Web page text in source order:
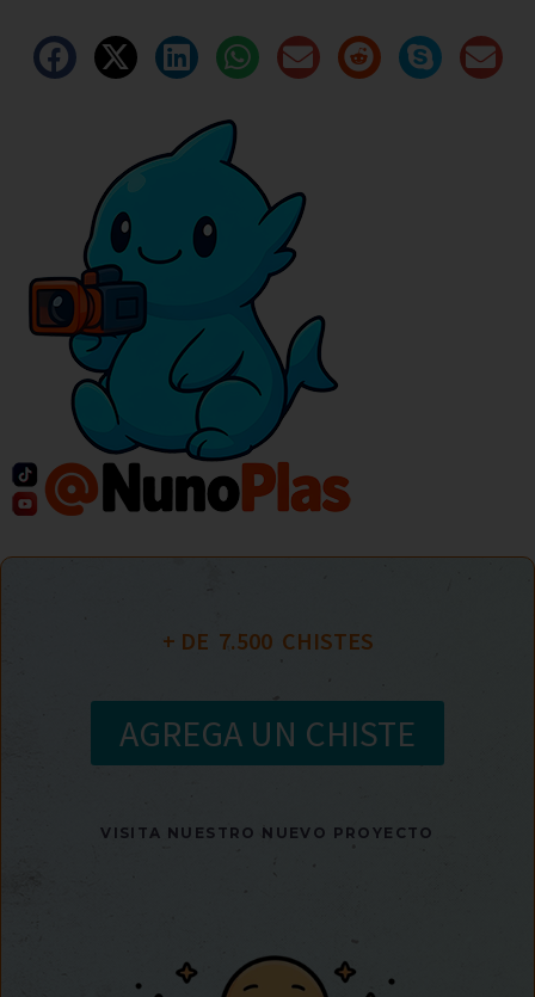
+ DE 7.500
  CHISTES
AGREGA UN CHISTE
VISITA NUESTRO NUEVO PROYECTO